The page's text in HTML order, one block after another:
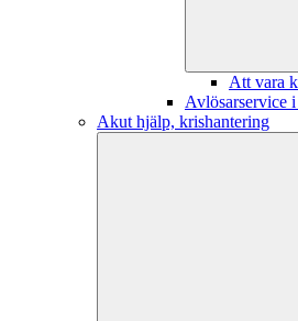
Att vara
Avlösarservice
Akut hjälp, krishantering